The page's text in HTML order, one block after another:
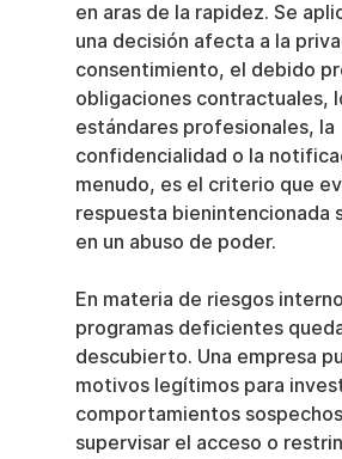
en aras de la rapidez. Se
una decisión afecta a la
consentimiento, el debido
obligaciones contractuales,
estándares profesionales, la
confidencialidad o la
menudo, es el criterio que
respuesta bienintencionada
en un abuso de poder.
En materia de riesgos
programas deficientes
descubierto. Una empresa
motivos legítimos para
comportamientos
supervisar el acceso o